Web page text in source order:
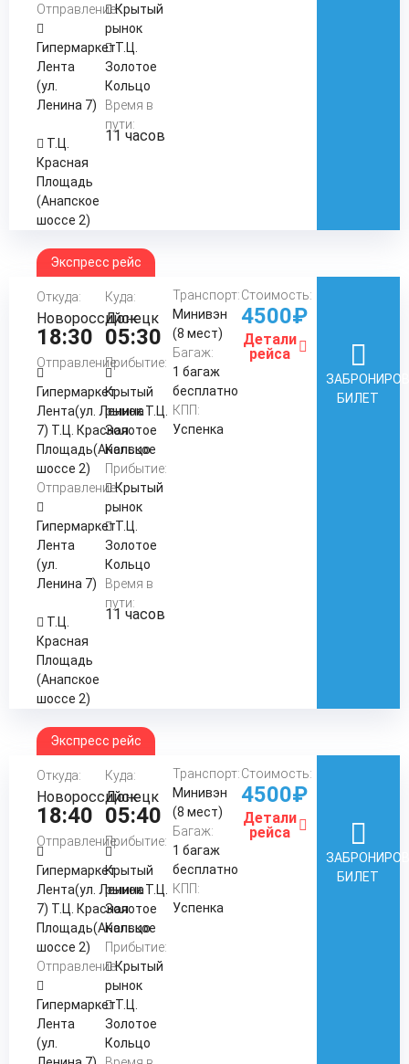
Отправление:
Гипермаркет
Лента
(ул.
Ленина 7)
Т.Ц.
Красная
Площадь
(Анапское
шоссе 2)
Крытый
рынок
Т.Ц.
Золотое
Кольцо
Время в
пути:
11 часов
Экспресс рейс
Откуда:
Новороссийск
18:30
Отправление:
Гипермаркет
Лента(ул. Ленина
7) Т.Ц. Красная
Площадь(Анапское
шоссе 2)
Отправление:
Гипермаркет
Лента
(ул.
Ленина 7)
Т.Ц.
Красная
Площадь
(Анапское
шоссе 2)
Куда:
Донецк
05:30
Прибытие:
Крытый
рынок Т.Ц.
Золотое
Кольцо
Прибытие:
Крытый
рынок
Т.Ц.
Золотое
Кольцо
Время в
пути:
11 часов
Транспорт:
Минивэн
(8 мест)
Багаж:
1 багаж
бесплатно
КПП:
Успенка
Стоимость:
4500₽
Детали
рейса
БИЛЕТ
Экспресс рейс
Откуда:
Новороссийск
18:40
Отправление:
Гипермаркет
Лента(ул. Ленина
7) Т.Ц. Красная
Площадь(Анапское
шоссе 2)
Отправление:
Гипермаркет
Лента
(ул.
Куда:
Донецк
05:40
Прибытие:
Крытый
рынок Т.Ц.
Золотое
Кольцо
Прибытие:
Крытый
рынок
Т.Ц.
Золотое
Кольцо
Транспорт:
Минивэн
(8 мест)
Багаж:
1 багаж
бесплатно
КПП:
Успенка
Стоимость:
4500₽
Детали
рейса
БИЛЕТ